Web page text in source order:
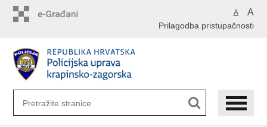
A A
Prilagodba pristupačnosti